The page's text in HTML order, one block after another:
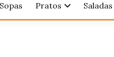
Sopas Pratos Saladas